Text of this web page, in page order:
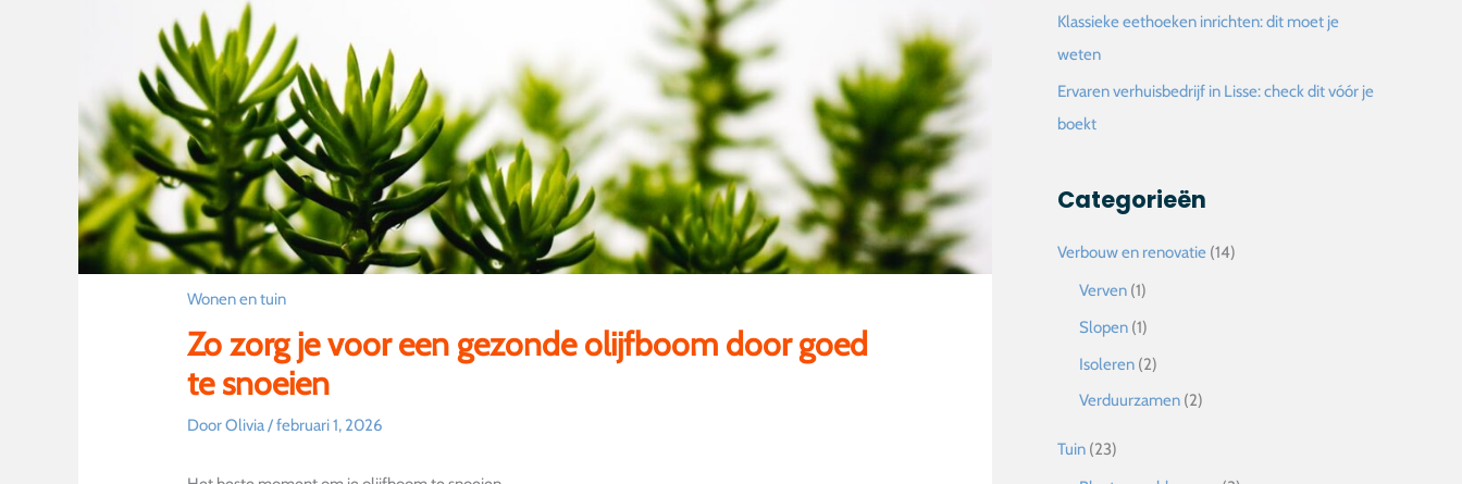
Wonen en tuin
Zo zorg je voor een gezonde olijfboom door goed
te snoeien
DoorOlivia/februari 1, 2026
Klassieke eethoeken inrichten: dit moet je
weten
Ervaren verhuisbedrijf in Lisse: check dit vóór je
boekt
Categorieën
Verbouw en renovatie (14)
Verven (1)
Slopen (1)
Isoleren (2)
Verduurzamen (2)
Tuin (23)